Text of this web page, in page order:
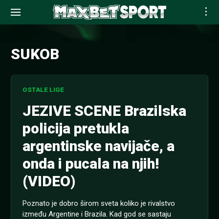
contentSUKOB
OSTALE LIGE
JEZIVE SCENE Brazilska
policija pretukla
argentinske navijače, a
onda i pucala na njih!
(VIDEO)
Poznato je dobro širom sveta koliko je rivalstvo
između Argentine i Brazila. Kad god se sastaju